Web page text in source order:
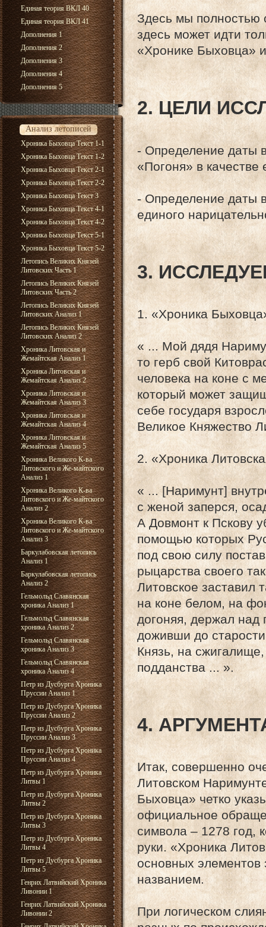
Единая теория ВКЛ 40
Единая теория ВКЛ 41
Дополнения 1
Дополнения 2
Дополнения 3
Дополнения 4
Дополнения 5
Анализ летописей
Хроника Быховца Текст 1-1
Хроника Быховца Текст 1-2
Хроника Быховца Текст 2-1
Хроника Быховца Текст 2-2
Хроника Быховца Текст 3
Хроника Быховца Текст 4-1
Хроника Быховца Текст 4-2
Хроника Быховца Текст 5-1
Хроника Быховца Текст 5-2
Летопись Великих Князей
Литовских Часть 1
Летопись Великих Князей
Литовских Часть 2
Летопись Великих Князей
Литовских Анализ 1
Летопись Великих Князей
Литовских Анализ 2
Хроника Литовская и
Жемайтская Анализ 1
Хроника Литовская и
Жемайтская Анализ 2
Хроника Литовская и
Жемайтская Анализ 3
Хроника Литовская и
Жемайтская Анализ 4
Хроника Литовская и
Жемайтская Анализ 5
Хроника Великого К-ва
Литовского и Же-майтского
Анализ 1
Хроника Великого К-ва
Литовского и Же-майтского
Анализ 2
Хроника Великого К-ва
Литовского и Же-майтского
Анализ 3
Баркулабовская летопись
Анализ 1
Баркулабовская летопись
Анализ 2
Гельмольд Славянская
хроника Анализ 1
Гельмольд Славянская
хроника Анализ 2
Гельмольд Славянская
хроника Анализ 3
Гельмольд Славянская
хроника Анализ 4
Петр из Дусбурга Хроника
Пруссии Анализ 1
Петр из Дусбурга Хроника
Пруссии Анализ 2
Петр из Дусбурга Хроника
Пруссии Анализ 3
Петр из Дусбурга Хроника
Пруссии Анализ 4
Петр из Дусбурга Хроника
Литвы 1
Петр из Дусбурга Хроника
Литвы 2
Петр из Дусбурга Хроника
Литвы 3
Петр из Дусбурга Хроника
Литвы 4
Петр из Дусбурга Хроника
Литвы 5
Генрих Латвийский Хроника
Ливонии 1
Генрих Латвийский Хроника
Ливонии 2
Здесь мы полностью
здесь может идти
«Хронике Быховца»
2. ЦЕЛИ
- Определение даты
«Погоня» в качестве
- Определение даты
единого
3.
1. «Хроника
« ... Мой дядя
то герб свой
человека на коне с
который может
себе государя
Великое Княжество
2. «Хроника
« ... [Наримунт]
с женой заперся,
А Довмонт к Пскову
помощью которых
под свою силу
рыцарства своего
Литовское заставил
на коне белом, на
догоняя, держал над
доживши до
Князь, на
подданства ... ».
4.
Итак, совершенно
Литовском
Быховца» четко
официальное
символа – 1278 год,
руки. «Хроника
основных элементов
названием.
При логическом